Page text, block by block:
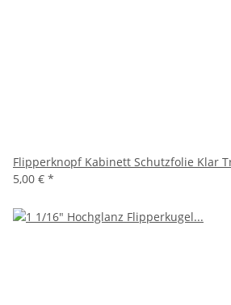
Flipperknopf Kabinett Schutzfolie Klar
5,00 € *